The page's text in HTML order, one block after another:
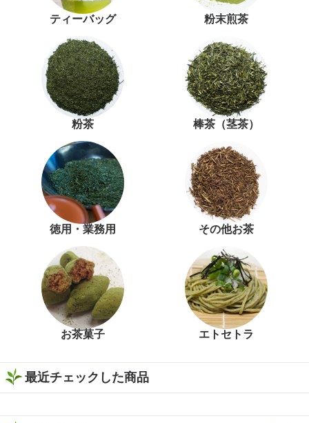
ティーバッグ 粉末煎茶
粉茶 棒茶（茎茶）
徳用・業務用 その他お茶
お茶菓子 エトセトラ
最近チェックした商品